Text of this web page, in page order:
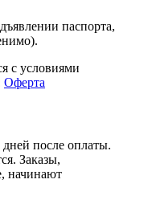
паспорта,
с условиями
Оферта
дней после оплаты.
Заказы,
начинают